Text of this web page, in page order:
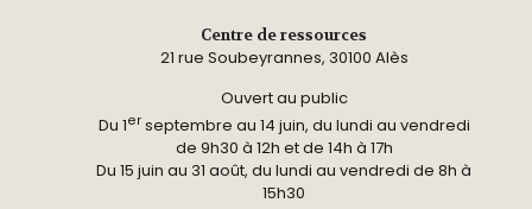
Centre de ressources
21 rue Soubeyrannes, 30100 Alès
Ouvert au public
Du 1erseptembre au 14 juin, du lundi au vendredi
de 9h30 à 12h et de 14h à 17h
Du 15 juin au 31 août, du lundi au vendredi de 8h à
15h30